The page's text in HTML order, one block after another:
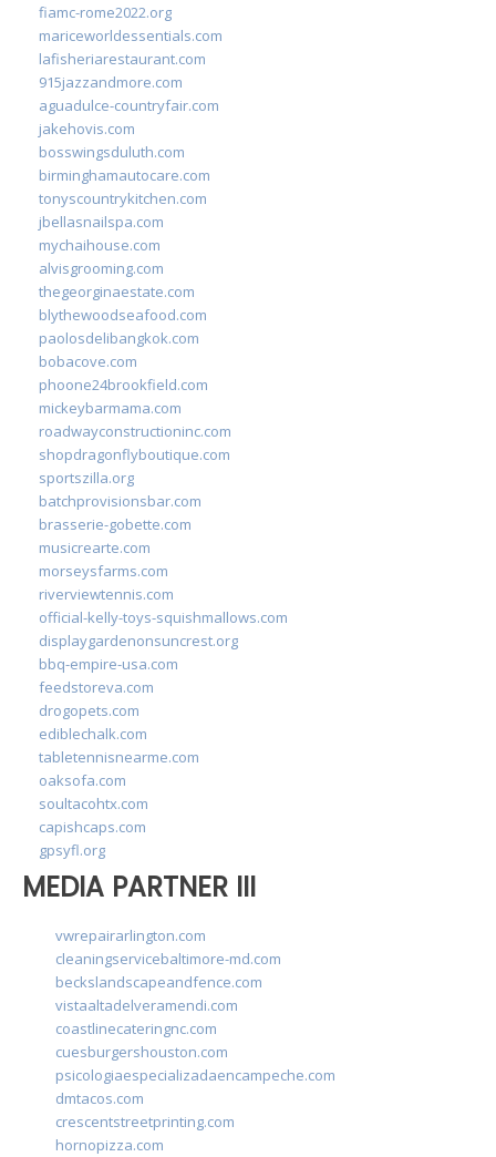
fiamc-rome2022.org
mariceworldessentials.com
lafisheriarestaurant.com
915jazzandmore.com
aguadulce-countryfair.com
jakehovis.com
bosswingsduluth.com
birminghamautocare.com
tonyscountrykitchen.com
jbellasnailspa.com
mychaihouse.com
alvisgrooming.com
thegeorginaestate.com
blythewoodseafood.com
paolosdelibangkok.com
bobacove.com
phoone24brookfield.com
mickeybarmama.com
roadwayconstructioninc.com
shopdragonflyboutique.com
sportszilla.org
batchprovisionsbar.com
brasserie-gobette.com
musicrearte.com
morseysfarms.com
riverviewtennis.com
official-kelly-toys-squishmallows.com
displaygardenonsuncrest.org
bbq-empire-usa.com
feedstoreva.com
drogopets.com
ediblechalk.com
tabletennisnearme.com
oaksofa.com
soultacohtx.com
capishcaps.com
gpsyfl.org
MEDIA PARTNER III
vwrepairarlington.com
cleaningservicebaltimore-md.com
beckslandscapeandfence.com
vistaaltadelveramendi.com
coastlinecateringnc.com
cuesburgershouston.com
psicologiaespecializadaencampeche.com
dmtacos.com
crescentstreetprinting.com
hornopizza.com